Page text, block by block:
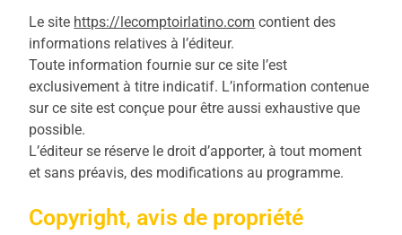
Le site https://lecomptoirlatino.com contient des
informations relatives à l’éditeur.
Toute information fournie sur ce site l’est
exclusivement à titre indicatif. L’information contenue
sur ce site est conçue pour être aussi exhaustive que
possible.
L’éditeur se réserve le droit d’apporter, à tout moment
et sans préavis, des modifications au programme.
Copyright, avis de propriété